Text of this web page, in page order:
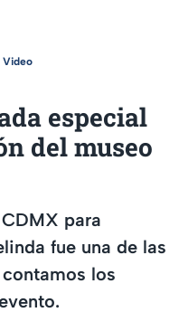
Video
especial
del museo
para
fue una de las
los